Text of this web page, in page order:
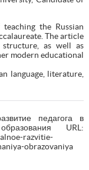
the Russian
The article
as well as
modern educational
language, literature,
педагога в
URL:
razvitie-
obrazovaniya